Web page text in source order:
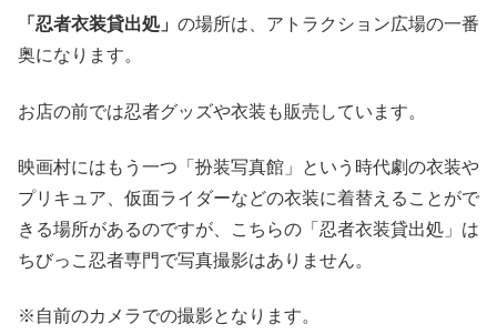
「忍者衣装貸出処」 の場所は、アトラクション広場の一番
奥になります。
お店の前では忍者グッズや衣装も販売しています。
映画村にはもう一つ「扮装写真館」という時代劇の衣装や
プリキュア、仮面ライダーなどの衣装に着替えることがで
きる場所があるのですが、こちらの「忍者衣装貸出処」は
ちびっこ忍者専門で写真撮影はありません。
※自前のカメラでの撮影となります。